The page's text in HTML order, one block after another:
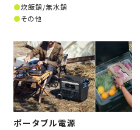
炊飯鍋/無水鍋
その他
ポータブル電源